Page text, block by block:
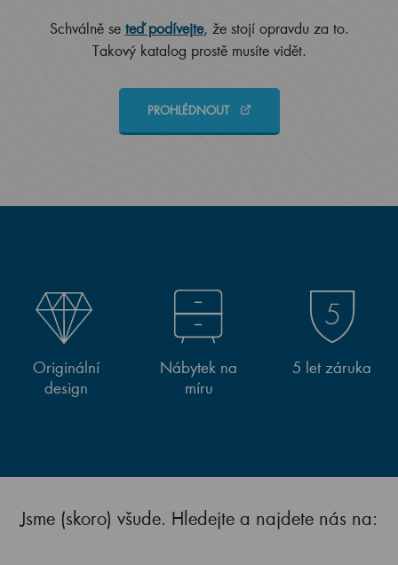
Schválně se teď podívejte, že stojí opravdu za to.
Takový katalog prostě musíte vidět.
PROHLÉDNOUT
Originální
design
Nábytek na
míru
5 let záruka
Jsme (skoro) všude. Hledejte a najdete nás na: